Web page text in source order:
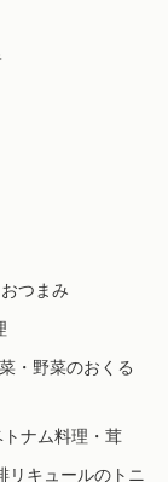
つまみ
・野菜のおくる
ナム料理・茸
リキュールのトニ